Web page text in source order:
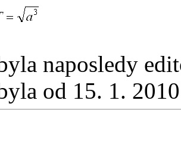
naposledy
od 15. 1.